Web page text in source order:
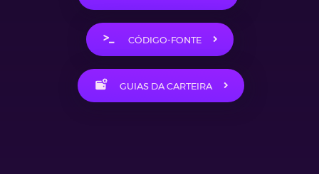
CÓDIGO-FONTE
GUIAS DA CARTEIRA